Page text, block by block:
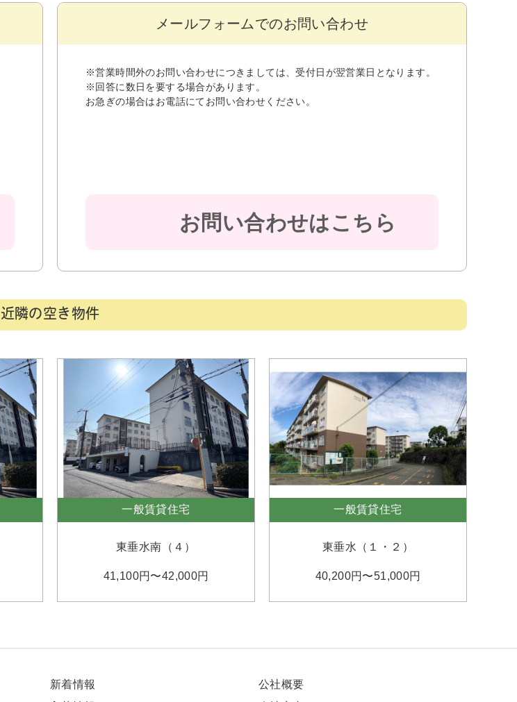
メールフォームでのお問い合わせ
※営業時間外のお問い合わせにつきましては、受付日が翌営業日となります。
※回答に数日を要する場合があります。
お急ぎの場合はお電話にてお問い合わせください。
お問い合わせはこちら
近隣の空き物件
一般賃貸住宅
東垂水南（４）
41,100円〜42,000円
一般賃貸住宅
東垂水（１・２）
40,200円〜51,000円
新着情報
公社概要